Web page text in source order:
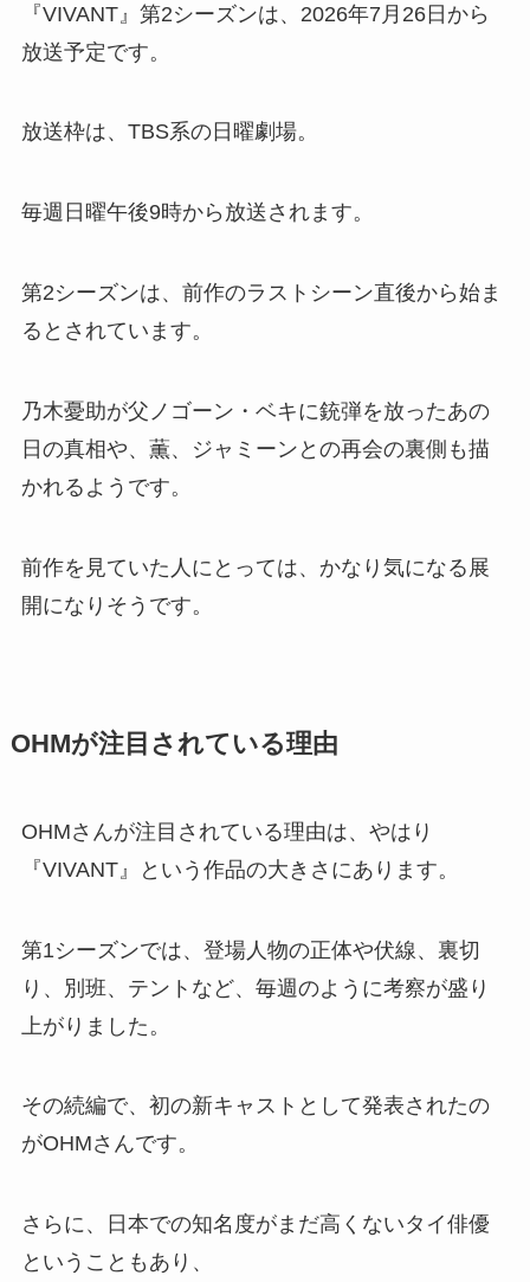
『VIVANT』第2シーズンは、2026年7月26日から
放送予定です。
放送枠は、TBS系の日曜劇場。
毎週日曜午後9時から放送されます。
第2シーズンは、前作のラストシーン直後から始ま
るとされています。
乃木憂助が父ノゴーン・ベキに銃弾を放ったあの
日の真相や、薫、ジャミーンとの再会の裏側も描
かれるようです。
前作を見ていた人にとっては、かなり気になる展
開になりそうです。
OHMが注目されている理由
OHMさんが注目されている理由は、やはり
『VIVANT』という作品の大きさにあります。
第1シーズンでは、登場人物の正体や伏線、裏切
り、別班、テントなど、毎週のように考察が盛り
上がりました。
その続編で、初の新キャストとして発表されたの
がOHMさんです。
さらに、日本での知名度がまだ高くないタイ俳優
ということもあり、